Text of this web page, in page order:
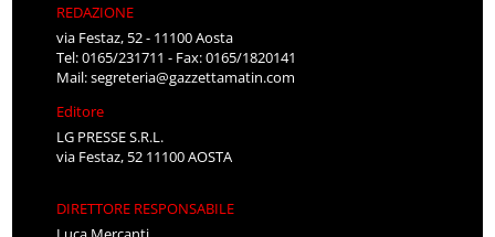
REDAZIONE
via Festaz, 52 - 11100 Aosta
Tel: 0165/231711 - Fax: 0165/1820141
Mail:segreteria@gazzettamatin.com
Editore
LG PRESSE S.R.L.
via Festaz, 52 11100 AOSTA
DIRETTORE RESPONSABILE